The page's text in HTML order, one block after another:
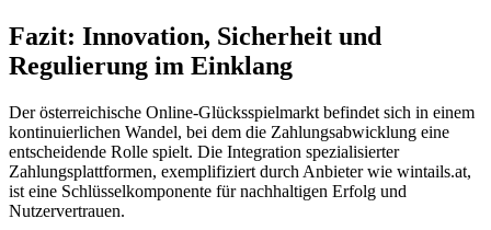
Fazit: Innovation, Sicherheit und
Regulierung im Einklang
Der österreichische Online-Glücksspielmarkt befindet sich in einem
kontinuierlichen Wandel, bei dem die Zahlungsabwicklung eine
entscheidende Rolle spielt. Die Integration spezialisierter
Zahlungsplattformen, exemplifiziert durch Anbieter wie wintails.at,
ist eine Schlüsselkomponente für nachhaltigen Erfolg und
Nutzervertrauen.